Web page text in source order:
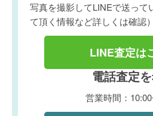
写真を撮影してLINEで送って
て頂く情報など詳しくは確認）
LINE査定は
電話査定
営業時間：